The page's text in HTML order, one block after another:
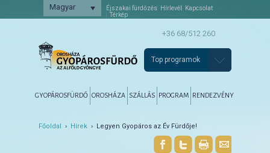
Magyar Éjszakai fürdőzés Hírlevél
Kapcsolat
Térkép
+36 68/512 260
Top programok
Tovább az elsődleges tartalomra
Tovább a másodlagos tartalomra
GYOPÁROSFÜRDŐ OROSHÁZA SZÁLLÁS PROGRAM RENDEZVÉNY
Főoldal › Hírek › Legyen Gyopáros az Év Fürdője!